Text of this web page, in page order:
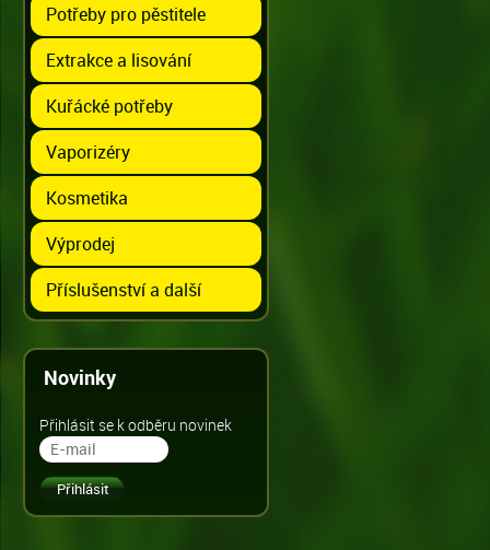
Potřeby pro pěstitele
Extrakce a lisování
Kuřácké potřeby
Vaporizéry
Kosmetika
Výprodej
Příslušenství a další
Novinky
Přihlásit se k odběru novinek